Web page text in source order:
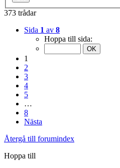
373 trådar
Sida 1 av 8
Hoppa till sida:
1
2
3
4
5
…
8
Nästa
Återgå till forumindex
Hoppa till